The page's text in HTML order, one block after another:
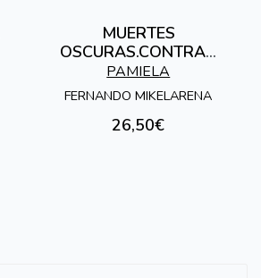
MUERTES
OSCURAS.CONTRAB
ANDISTAS, REDES DE
EVASION Y ...
PAMIELA
FERNANDO MIKELARENA
26,50€